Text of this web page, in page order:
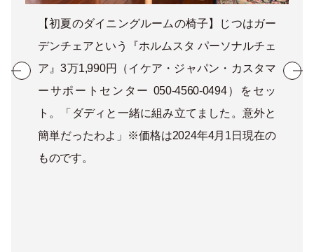
【初夏のダイニングルームの椅子】じつはガー
デンチェアという『ホルムスタ パーソナルチェ
ア』3万1,990円（イケア・ジャパン・カスタマ
ーサポートセンター 050-4560-0494）をセッ
ト。「ダディと一緒に組み立てました。意外と
簡単だったわよ」※価格は2024年4月1日現在の
ものです。